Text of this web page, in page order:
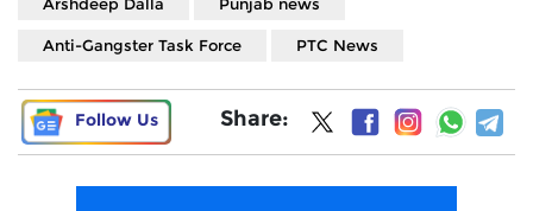
Anti-Gangster Task Force PTC News
Follow Us Share: